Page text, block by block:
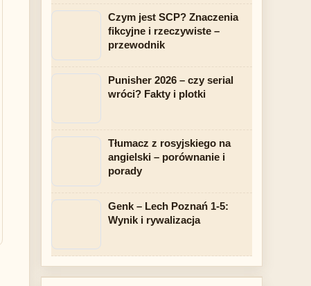
Czym jest SCP? Znaczenia
fikcyjne i rzeczywiste –
przewodnik
Punisher 2026 – czy serial
wróci? Fakty i plotki
Tłumacz z rosyjskiego na
angielski – porównanie i
porady
Genk – Lech Poznań 1-5:
Wynik i rywalizacja